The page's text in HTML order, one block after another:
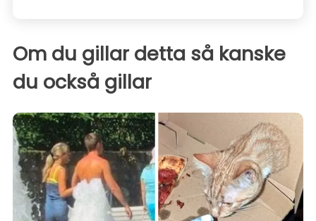
Om du gillar detta så kanske
du också gillar